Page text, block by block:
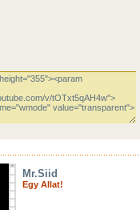
Mr.Siid
Egy Allat!